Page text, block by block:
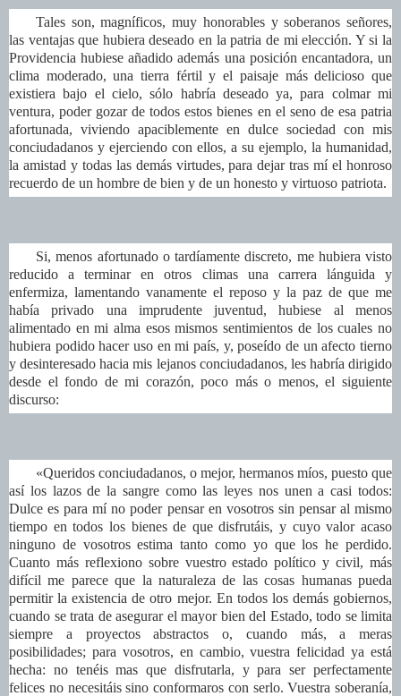
Tales son, magníficos, muy honorables y soberanos señores,
las ventajas que hubiera deseado en la patria de mi elección. Y si la
Providencia hubiese añadido además una posición encantadora, un
clima moderado, una tierra fértil y el paisaje más delicioso que
existiera bajo el cielo, sólo habría deseado ya, para colmar mi
ventura, poder gozar de todos estos bienes en el seno de esa patria
afortunada, viviendo apaciblemente en dulce sociedad con mis
conciudadanos y ejerciendo con ellos, a su ejemplo, la humanidad,
la amistad y todas las demás virtudes, para dejar tras mí el honroso
recuerdo de un hombre de bien y de un honesto y virtuoso patriota.
Si, menos afortunado o tardíamente discreto, me hubiera visto
reducido a terminar en otros climas una carrera lánguida y
enfermiza, lamentando vanamente el reposo y la paz de que me
había privado una imprudente juventud, hubiese al menos
alimentado en mi alma esos mismos sentimientos de los cuales no
hubiera podido hacer uso en mi país, y, poseído de un afecto tierno
y desinteresado hacia mis lejanos conciudadanos, les habría dirigido
desde el fondo de mi corazón, poco más o menos, el siguiente
discurso:
«Queridos conciudadanos, o mejor, hermanos míos, puesto que
así los lazos de la sangre como las leyes nos unen a casi todos:
Dulce es para mí no poder pensar en vosotros sin pensar al mismo
tiempo en todos los bienes de que disfrutáis, y cuyo valor acaso
ninguno de vosotros estima tanto como yo que los he perdido.
Cuanto más reflexiono sobre vuestro estado político y civil, más
difícil me parece que la naturaleza de las cosas humanas pueda
permitir la existencia de otro mejor. En todos los demás gobiernos,
cuando se trata de asegurar el mayor bien del Estado, todo se limita
siempre a proyectos abstractos o, cuando más, a meras
posibilidades; para vosotros, en cambio, vuestra felicidad ya está
hecha: no tenéis mas que disfrutarla, y para ser perfectamente
felices no necesitáis sino conformaros con serlo. Vuestra soberanía,